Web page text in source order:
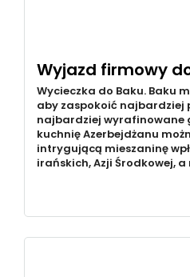
Wyjazd firmowy
Wycieczka do Baku. Baku
aby zaspokoić najbardziej
najbardziej wyrafinowane
kuchnię Azerbejdżanu
intrygującą mieszaninę
irańskich, Azji Środkowej,